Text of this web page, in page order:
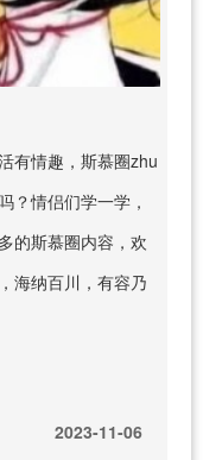
有情趣，斯慕圈zhu
？情侣们学一学，
的斯慕圈内容，欢
海纳百川，有容乃
2023-11-06